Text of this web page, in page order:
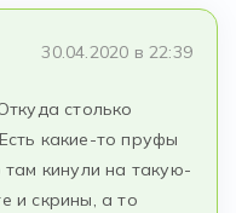
30.04.2020 в 22:39
столько
какие-то пруфы
кинули на такую-
и скрины, а то